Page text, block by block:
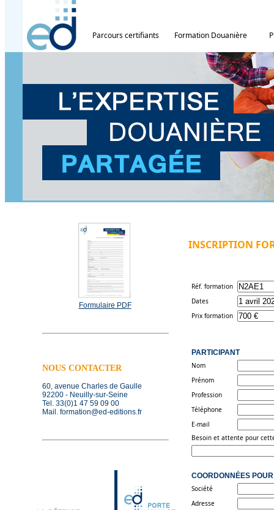
Parcours certifiants Formation Douanière
Formulaire PDF
NOUS CONTACTER
60, avenue Charles de Gaulle
92200 - Neuilly-sur-Seine
Tel. 33(0)1 47 59 09 00
Mail. formation@ed-editions.fr
INSCRIPTION
Réf. formation
Dates
Prix formation
PARTICIPANT
Nom
Prénom
Profession
Téléphone
E-mail
Besoin et attente pour
COORDONNÉES
Société
Adresse